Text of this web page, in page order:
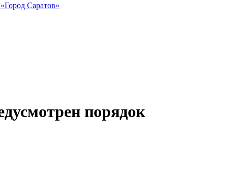
Саратов»
порядок